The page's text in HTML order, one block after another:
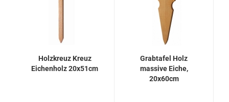
Holzkreuz Kreuz
Eichenholz 20x51cm
Grabtafel Holz
massive Eiche,
20x60cm